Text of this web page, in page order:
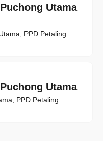
Utama
PPD Petaling
Utama
PPD Petaling